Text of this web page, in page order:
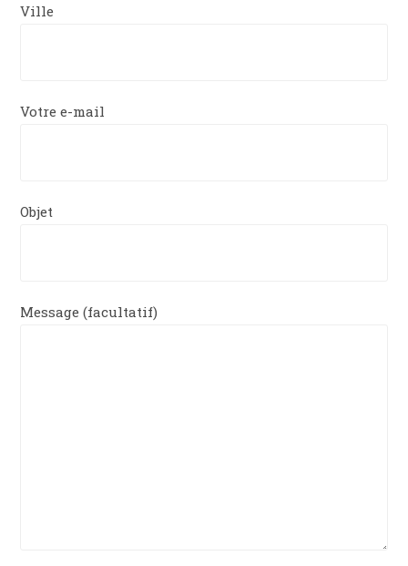
Ville
Votre e-mail
Objet
Message (facultatif)